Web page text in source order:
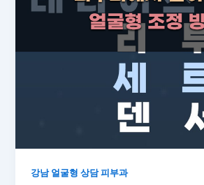
강남 얼굴형 상담 피부과